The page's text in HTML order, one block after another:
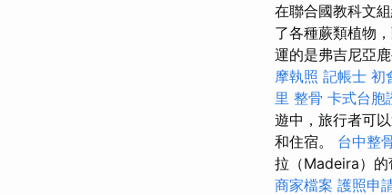
在聯合國教科文
了各種蕨類植物
運的是弗吉尼亞
摩執照 記帳士 初
里 整骨 卡式台胞
遊中，旅行者可
和住宿。 台中整
拉（Madeira）的
商家檔案 護照申